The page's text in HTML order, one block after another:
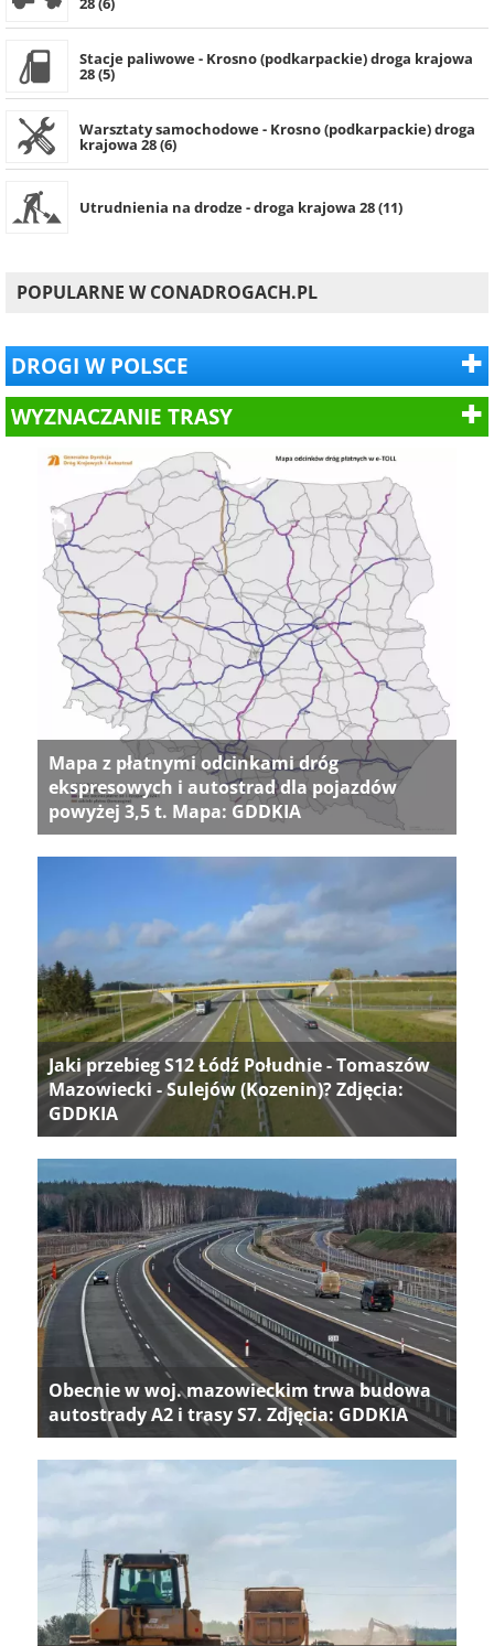
Stacje paliwowe - Krosno (podkarpackie) droga krajowa
28 (5)
Warsztaty samochodowe - Krosno (podkarpackie) droga
krajowa 28 (6)
Utrudnienia na drodze - droga krajowa 28 (11)
POPULARNE W CONADROGACH.PL
DROGI W POLSCE
WYZNACZANIE TRASY
Mapa z płatnymi odcinkami dróg
ekspresowych i autostrad dla pojazdów
powyżej 3,5 t. Mapa: GDDKIA
Jaki przebieg S12 Łódź Południe - Tomaszów
Mazowiecki - Sulejów (Kozenin)? Zdjęcia:
GDDKIA
Obecnie w woj. mazowieckim trwa budowa
autostrady A2 i trasy S7. Zdjęcia: GDDKIA